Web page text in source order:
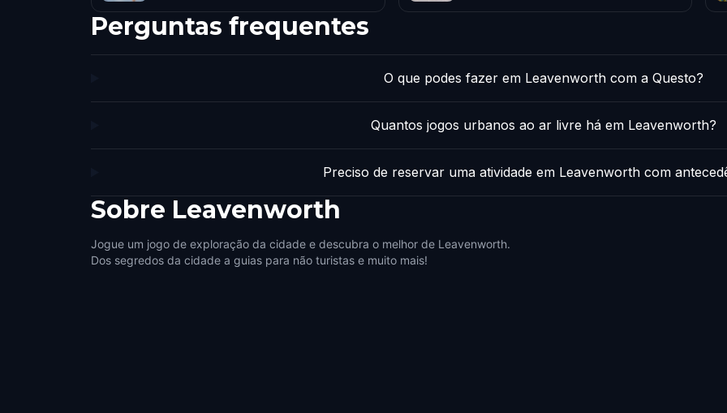
Perguntas frequentes
O que podes fazer em Leavenworth com a Questo?
Quantos jogos urbanos ao ar livre há em Leavenworth?
Preciso de reservar uma atividade em Leavenworth com
Sobre Leavenworth
Jogue um jogo de exploração da cidade e descubra o melhor de Leavenworth.
Dos segredos da cidade a guias para não turistas e muito mais!